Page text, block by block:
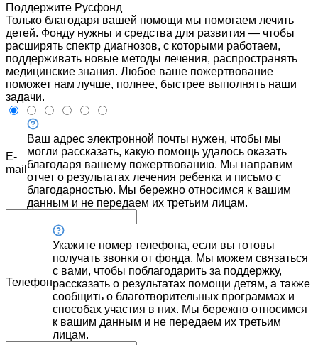
Поддержите Русфонд
Только благодаря вашей помощи мы помогаем лечить
детей. Фонду нужны и средства для развития — чтобы
расширять спектр диагнозов, с которыми работаем,
поддерживать новые методы лечения, распространять
медицинские знания. Любое ваше пожертвование
поможет нам лучше, полнее, быстрее выполнять наши
задачи.
E-
mail
Ваш адрес электронной почты нужен, чтобы мы
могли рассказать, какую помощь удалось оказать
благодаря вашему пожертвованию. Мы направим
отчет о результатах лечения ребенка и письмо с
благодарностью. Мы бережно относимся к вашим
данным и не передаем их третьим лицам.
Телефон
Укажите номер телефона, если вы готовы
получать звонки от фонда. Мы можем связаться
с вами, чтобы поблагодарить за поддержку,
рассказать о результатах помощи детям, а также
сообщить о благотворительных программах и
способах участия в них. Мы бережно относимся
к вашим данным и не передаем их третьим
лицам.